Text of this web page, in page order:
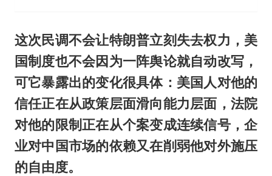
这次民调不会让特朗普立刻失去权力，美
国制度也不会因为一阵舆论就自动改写，
可它暴露出的变化很具体：美国人对他的
信任正在从政策层面滑向能力层面，法院
对他的限制正在从个案变成连续信号，企
业对中国市场的依赖又在削弱他对外施压
的自由度。